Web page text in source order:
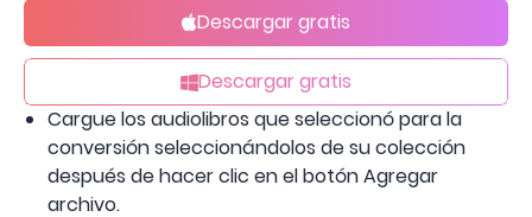
Descargar gratis
Descargar gratis
Cargue los audiolibros que seleccionó para la
conversión seleccionándolos de su colección
después de hacer clic en el botón Agregar
archivo.